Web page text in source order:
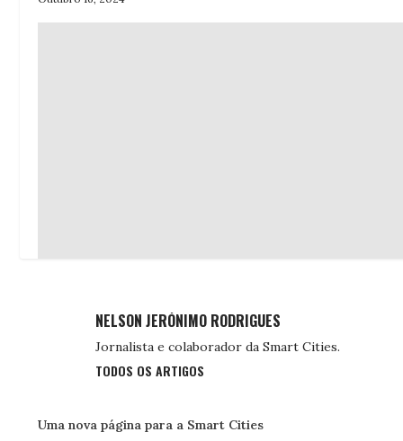
NELSON JERÓNIMO RODRIGUES
Jornalista e colaborador da Smart Cities.
TODOS OS ARTIGOS
Uma nova página para a Smart Cities